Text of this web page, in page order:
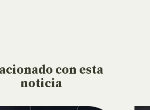
con esta
noticia